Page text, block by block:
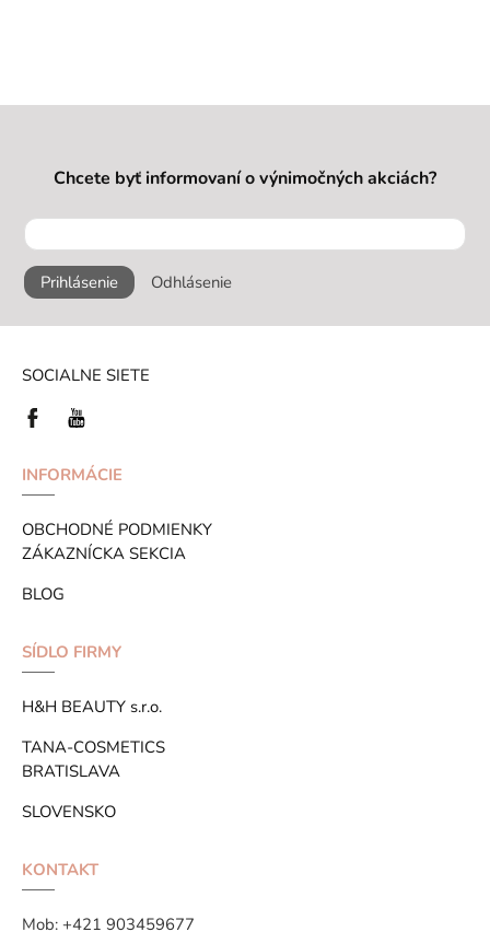
Chcete byť informovaní o výnimočných akciách?
Prihlásenie Odhlásenie
SOCIALNE SIETE
INFORMÁCIE
OBCHODNÉ PODMIENKY
ZÁKAZNÍCKA SEKCIA
BLOG
SÍDLO FIRMY
H&H BEAUTY s.r.o.
TANA-COSMETICS
BRATISLAVA
SLOVENSKO
KONTAKT
Mob: +421 903459677